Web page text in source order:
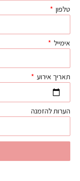
טלפון
אימייל
תאריך אירוע
הערות להזמנה